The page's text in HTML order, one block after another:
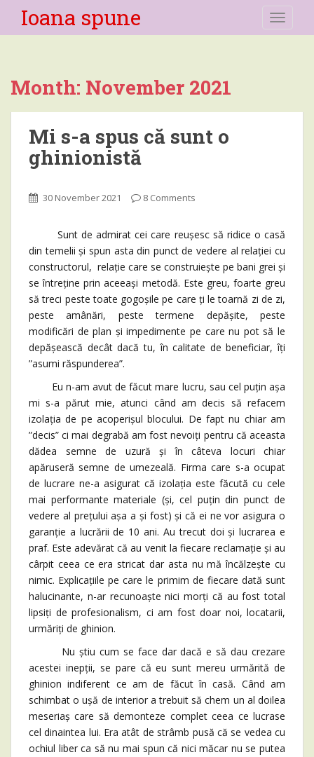
Ioana spune
Month: November 2021
Mi s-a spus că sunt o
ghinionistă
30 November 2021 8 Comments
Sunt de admirat cei care reușesc să ridice o casă
din temelii și spun asta din punct de vedere al relației cu
constructorul, relație care se construiește pe bani grei și
se întreține prin aceeași metodă. Este greu, foarte greu
să treci peste toate gogoșile pe care ți le toarnă zi de zi,
peste amânări, peste termene depășite, peste
modificări de plan și impedimente pe care nu pot să le
depășească decât dacă tu, în calitate de beneficiar, îți
”asumi răspunderea”.
Eu n-am avut de făcut mare lucru, sau cel puțin așa
mi s-a părut mie, atunci când am decis să refacem
izolația de pe acoperișul blocului. De fapt nu chiar am
”decis” ci mai degrabă am fost nevoiți pentru că aceasta
dădea semne de uzură și în câteva locuri chiar
apăruseră semne de umezeală. Firma care s-a ocupat
de lucrare ne-a asigurat că izolația este făcută cu cele
mai performante materiale (și, cel puțin din punct de
vedere al prețului așa a și fost) și că ei ne vor asigura o
garanție a lucrării de 10 ani. Au trecut doi și lucrarea e
praf. Este adevărat că au venit la fiecare reclamație și au
cârpit ceea ce era stricat dar asta nu mă încălzește cu
nimic. Explicațiile pe care le primim de fiecare dată sunt
halucinante, n-ar recunoaște nici morți că au fost total
lipsiți de profesionalism, ci am fost doar noi, locatarii,
urmăriți de ghinion.
Nu știu cum se face dar dacă e să dau crezare
acestei inepții, se pare că eu sunt mereu urmărită de
ghinion indiferent ce am de făcut în casă. Când am
schimbat o ușă de interior a trebuit să chem un al doilea
meseriaș care să demonteze complet ceea ce lucrase
cel dinaintea lui. Era atât de strâmb pusă că se vedea cu
ochiul liber ca să nu mai spun că nici măcar nu se putea